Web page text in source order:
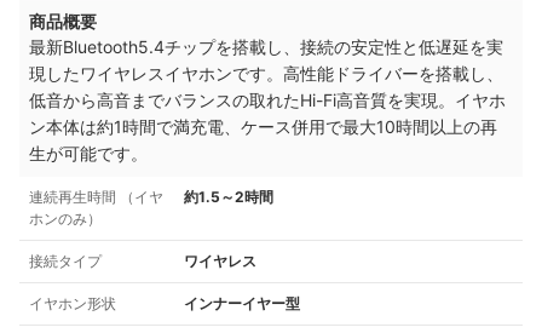
商品概要
最新Bluetooth5.4チップを搭載し、接続の安定性と低遅延を実
現したワイヤレスイヤホンです。高性能ドライバーを搭載し、
低音から高音までバランスの取れたHi-Fi高音質を実現。イヤホ
ン本体は約1時間で満充電、ケース併用で最大10時間以上の再
生が可能です。
連続再生時間 （イヤ
ホンのみ）
約1.5～2時間
接続タイプ ワイヤレス
イヤホン形状 インナーイヤー型